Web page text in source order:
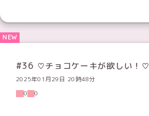
#36 ♡チョコケーキが欲しい！♡
2025年01月29日 20時48分
0
0